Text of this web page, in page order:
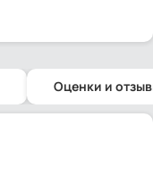
Оценки и